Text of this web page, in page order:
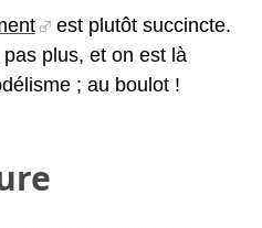
est plutôt succincte.
pas plus, et on est là
; au boulot !